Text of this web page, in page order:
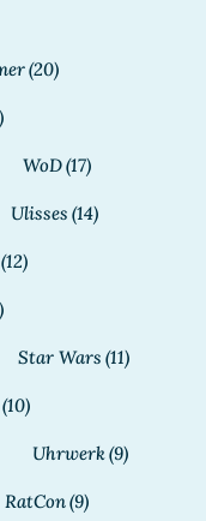
(20)
WoD(17)
Ulisses (14)
(12)
Star Wars (11)
(10)
Uhrwerk(9)
RatCon(9)